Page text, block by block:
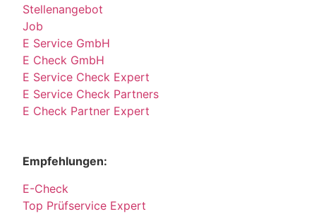
Stellenangebot
Job
E Service GmbH
E Check GmbH
E Service Check Expert
E Service Check Partners
E Check Partner Expert
Empfehlungen:
E-Check
Top Prüfservice Expert